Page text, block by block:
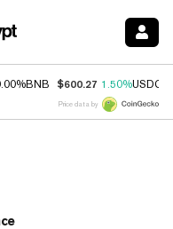
BNB $600.27 1.50%USDC
Price data by